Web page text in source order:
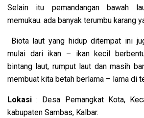
Selain itu pemandangan bawah
memukau. ada banyak terumbu karang
Biota laut yang hidup ditempat ini
mulai dari ikan – ikan kecil
bintang laut, rumput laut dan masih
membuat kita betah berlama – lama di
Lokasi : Desa Pemangkat Kota,
kabupaten Sambas, Kalbar.